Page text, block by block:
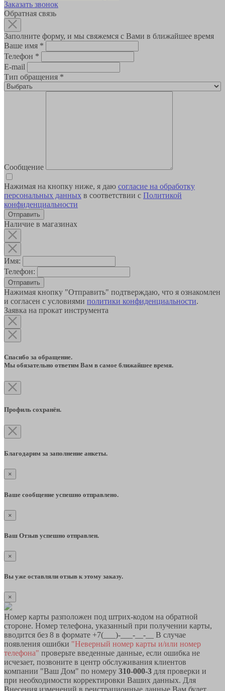
Заказать звонок
Обратная связь
Заполните форму, и мы свяжемся с Вами в ближайшее время
Ваше имя *
Телефон *
E-mail
Тип обращения *
Сообщение
Нажимая на кнопку ниже, я даю согласие на обработку
персональных данных в соответствии с Политикой
конфиденциальности
Наличие в магазинах
Имя:
Телефон:
Отправить
Нажимая кнопку "Отправить" подтверждаю, что я ознакомлен
и согласен с условиями политики конфиденциальности.
Заявка на прокат инструмента
Спасибо за обращение.
Мы обязательно ответим Вам в самое ближайшее время.
Профиль сохранён.
Благодарим за заполнение анкеты.
×
Ваше сообщение успешно отправлено.
×
Ваш Отзыв успешно отправлен.
×
Вы уже оставляли отзыв к этому заказу.
×
Номер карты разположен под штрих-кодом на обратной
стороне. Номер телефона, указанный при получении карты,
вводится без 8 в формате +7(___)-___-__-__ В случае
появления ошибки "Неверный номер карты и/или номер
телефона" проверьте введенные данные, если ошибка не
исчезает, позвоните в центр обслуживания клиентов
компании "Ваш Дом" по номеру 310-000-3 для проверки и
при необходимости корректировки Ваших данных. Для